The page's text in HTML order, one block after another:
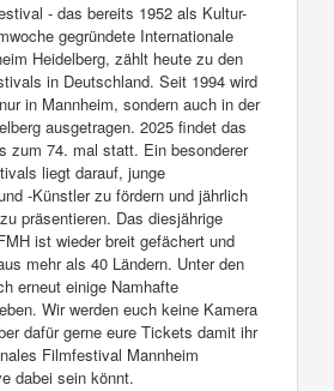
- das bereits 1952 als Kultur-
gegründete Internationale
Heidelberg, zählt heute zu den
in Deutschland. Seit 1994 wird
in Mannheim, sondern auch in der
ausgetragen. 2025 findet das
zum 74. mal statt. Ein besonderer
liegt darauf, junge
-Künstler zu fördern und jährlich
präsentieren. Das diesjährige
ist wieder breit gefächert und
mehr als 40 Ländern. Unter den
erneut einige Namhafte
Wir werden euch keine Kamera
dafür gerne eure Tickets damit ihr
Filmfestival Mannheim
dabei sein könnt.